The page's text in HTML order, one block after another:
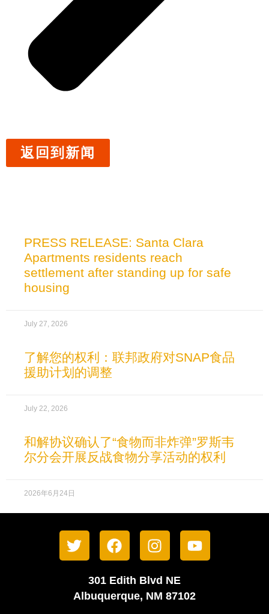
返回到新闻
PRESS RELEASE: Santa Clara
Apartments residents reach
settlement after standing up for safe
housing
July 27, 2026
了解您的权利：联邦政府对SNAP食品
援助计划的调整
July 22, 2026
和解协议确认了“食物而非炸弹”罗斯韦
尔分会开展反战食物分享活动的权利
2026年6月24日
301 Edith Blvd NE
Albuquerque, NM 87102